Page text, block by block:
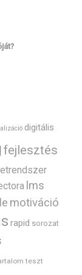
digitális
fejlesztés
lms
motiváció
rapid sorozat
teszt